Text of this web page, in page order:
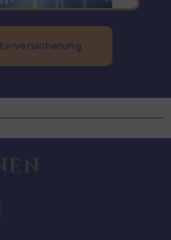
versicherung